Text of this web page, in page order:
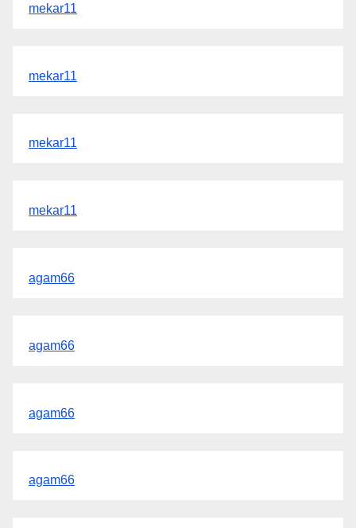
mekar11
mekar11
mekar11
mekar11
agam66
agam66
agam66
agam66